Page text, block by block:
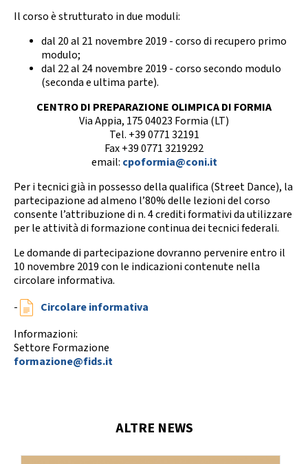
Il corso è strutturato in due moduli:
dal 20 al 21 novembre 2019 - corso di recupero primo
modulo;
dal 22 al 24 novembre 2019 - corso secondo modulo
(seconda e ultima parte).
CENTRO DI PREPARAZIONE OLIMPICA DI FORMIA
Via Appia, 175 04023 Formia (LT)
Tel. +39 0771 32191
Fax +39 0771 3219292
email: cpoformia@coni.it
Per i tecnici già in possesso della qualifica (Street Dance), la
partecipazione ad almeno l’80% delle lezioni del corso
consente l’attribuzione di n. 4 crediti formativi da utilizzare
per le attività di formazione continua dei tecnici federali.
Le domande di partecipazione dovranno pervenire entro il
10 novembre 2019 con le indicazioni contenute nella
circolare informativa.
-
Circolare informativa
Informazioni:
Settore Formazione
formazione@fids.it
ALTRE NEWS